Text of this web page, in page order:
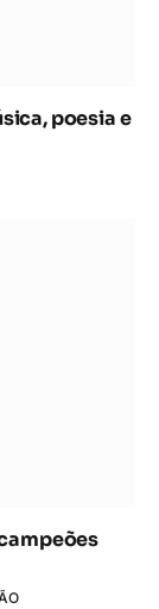
poesia e